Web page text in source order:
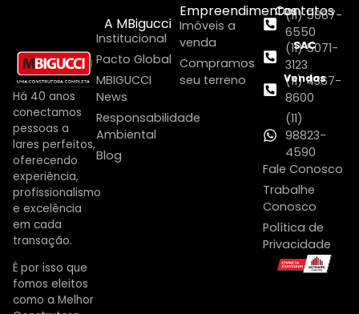
Há 40 anos
conectamos
pessoas a
lares perfeitos,
oferecendo
experiência,
profissionalismo
e excelência
em cada
transação.
É por isso que
fomos eleitos
como a Melhor
A MBigucci
Institucional
Pacto Global
MBIGUCCI
News
Responsabilidade
Ambiental
Blog
Empreendimentos
Imóveis a
venda
Compramos
seu terreno
Contatos
(11) 5067-
6550
SAC
(11) 5071-
3123
Vendas
(11) 4367-
8600
(11)
98823-
4590
Fale Conosco
Trabalhe
Conosco
Política de
Privacidade